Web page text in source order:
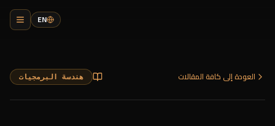
EN
العودة إلى كافة المقالات هندسة البرمجيات